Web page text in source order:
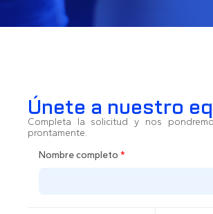
Únete a nuestro
Completa la solicitud y nos
prontamente.
Nombre completo*